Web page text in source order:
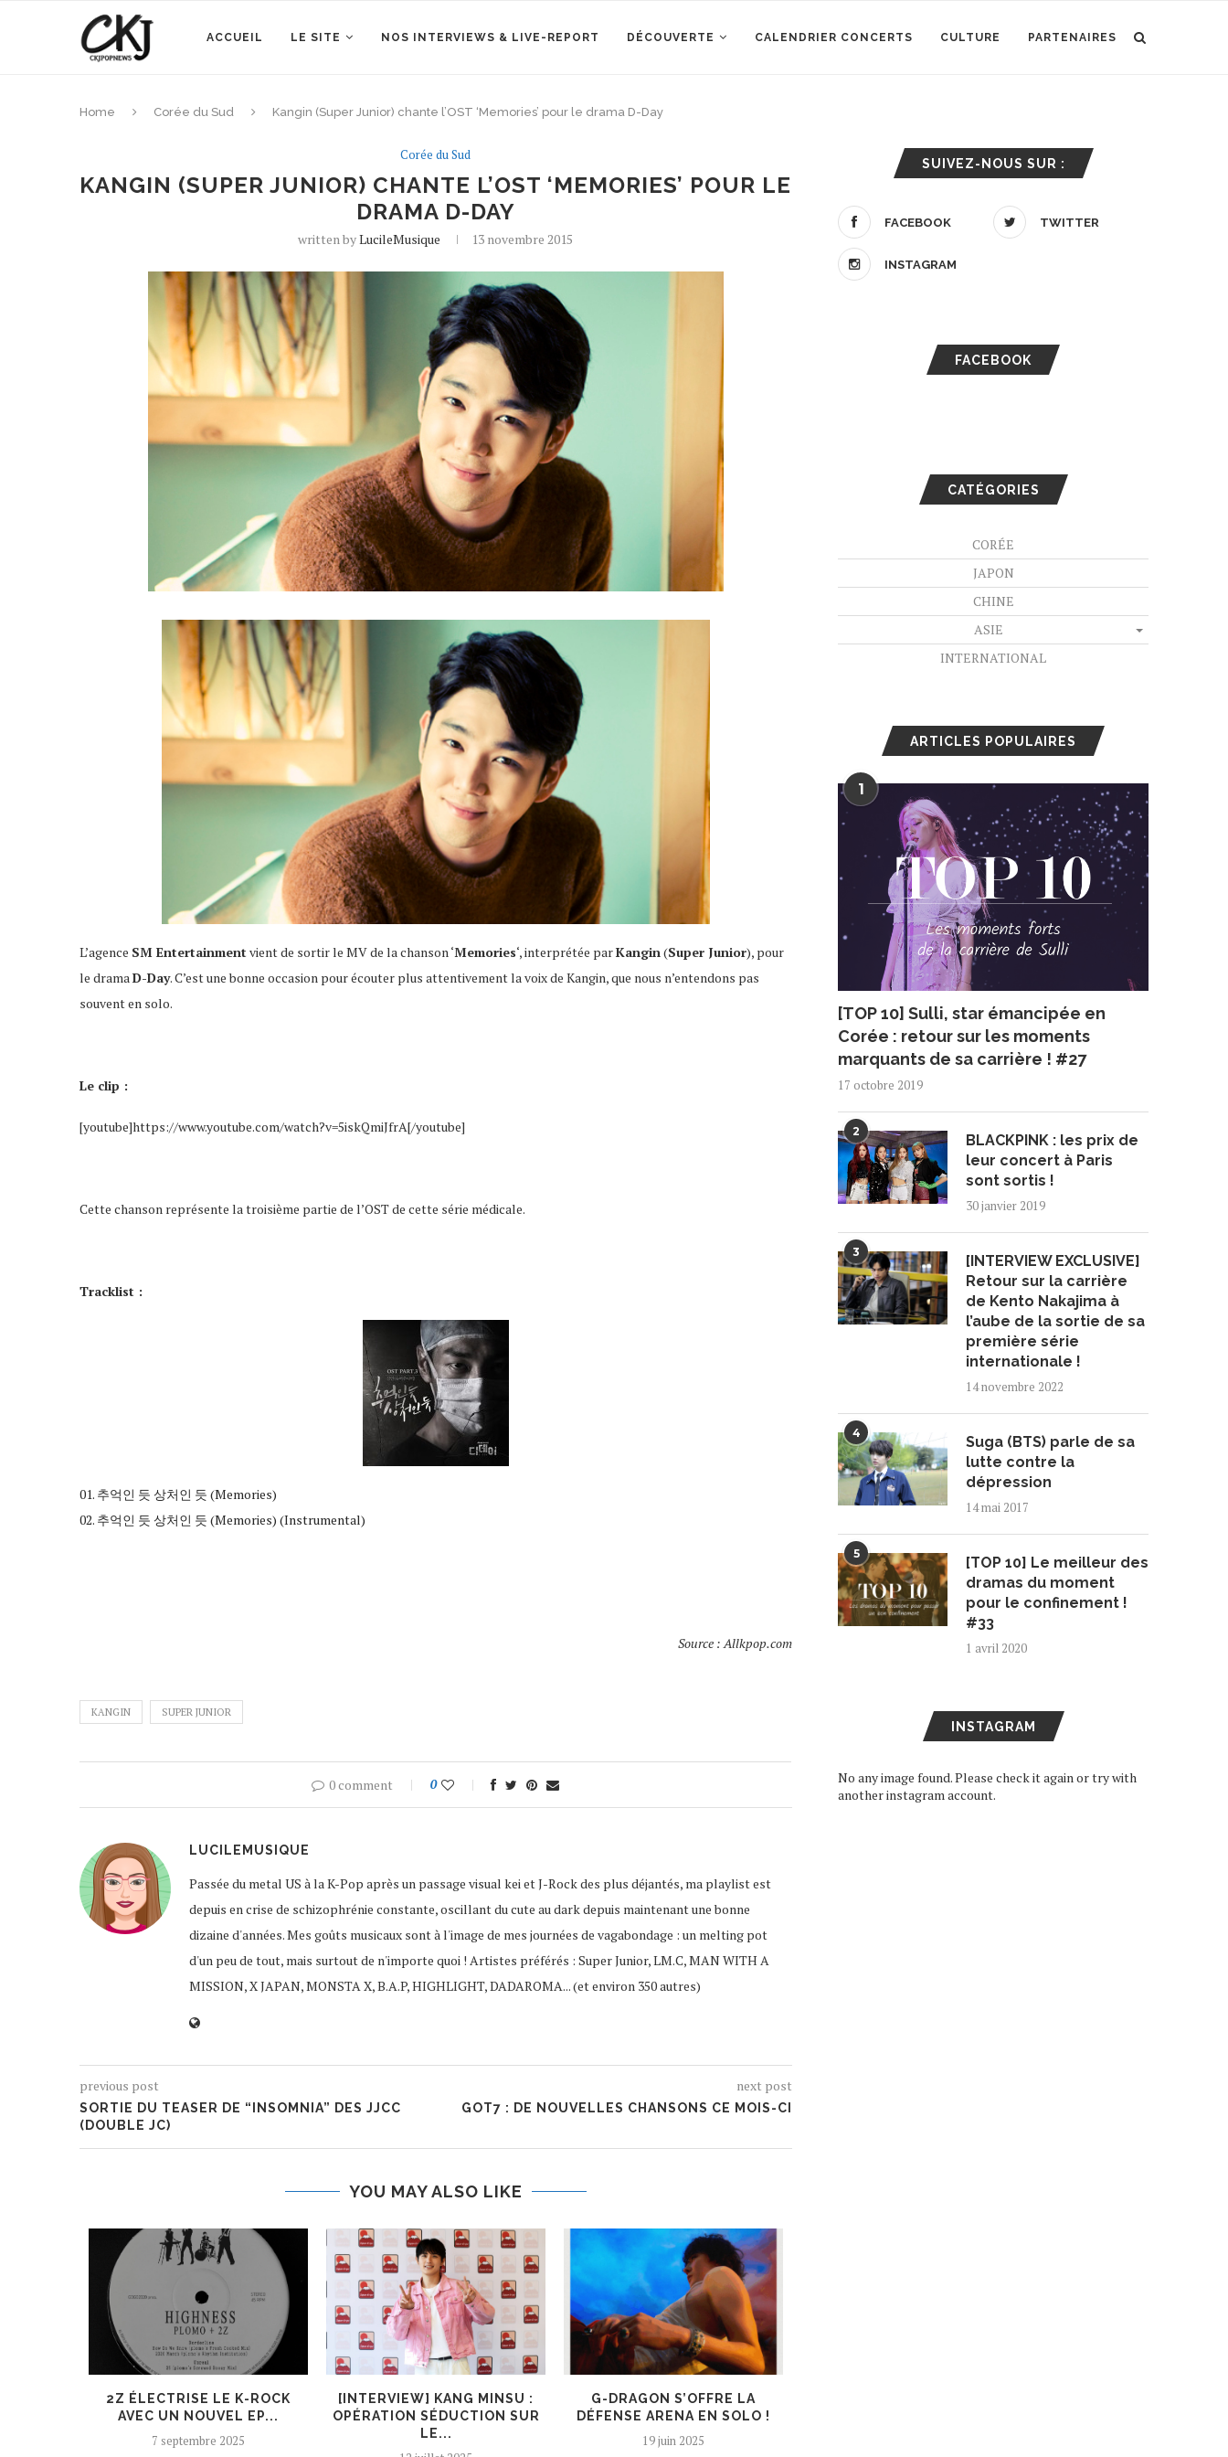
ACCUEIL LE SITE NOS INTERVIEWS & LIVE-REPORT DÉCOUVERTE CALENDRIER CONCERTS CULTURE PARTENAIRES
Home Corée du Sud Kangin (Super Junior) chante l’OST ‘Memories’ pour le drama D-Day
Corée du Sud
KANGIN (SUPER JUNIOR) CHANTE L’OST ‘MEMORIES’ POUR LE
DRAMA D-DAY
written byLucileMusique 13 novembre 2015
L’agence SM Entertainment vient de sortir le MV de la chanson ‘Memories‘, interprétée parKangin(Super Junior), pour
le dramaD-Day. C’est une bonne occasion pour écouter plus attentivement la voix de Kangin, que nous n’entendons pas
souvent en solo.
Le clip :
[youtube]https://www.youtube.com/watch?v=5iskQmiJfrA[/youtube]
Cette chanson représente la troisième partie de l’OST de cette série médicale.
Tracklist :
01. 추억인 듯 상처인 듯 (Memories)
02. 추억인 듯 상처인 듯 (Memories) (Instrumental)
Source : Allkpop.com
KANGIN SUPER JUNIOR
0 comment 0
LUCILEMUSIQUE
Passée du metal US à la K-Pop après un passage visual kei et J-Rock des plus déjantés, ma playlist est
depuis en crise de schizophrénie constante, oscillant du cute au dark depuis maintenant une bonne
dizaine d'années. Mes goûts musicaux sont à l'image de mes journées de vagabondage : un melting pot
d'un peu de tout, mais surtout de n'importe quoi ! Artistes préférés : Super Junior, LM.C, MAN WITH A
MISSION, X JAPAN, MONSTA X, B.A.P, HIGHLIGHT, DADAROMA... (et environ 350 autres)
previous post
SORTIE DU TEASER DE “INSOMNIA” DES JJCC
(DOUBLE JC)
next post
GOT7 : DE NOUVELLES CHANSONS CE MOIS-CI
YOU MAY ALSO LIKE
2Z ÉLECTRISE LE K-ROCK
AVEC UN NOUVEL EP...
7 septembre 2025
[INTERVIEW] KANG MINSU :
OPÉRATION SÉDUCTION SUR
LE...
G-DRAGON S’OFFRE LA
DÉFENSE ARENA EN SOLO !
19 juin 2025
SUIVEZ-NOUS SUR :
FACEBOOK TWITTER
INSTAGRAM
FACEBOOK
CATÉGORIES
CORÉE
JAPON
CHINE
ASIE
INTERNATIONAL
ARTICLES POPULAIRES
1
[TOP 10] Sulli, star émancipée en
Corée : retour sur les moments
marquants de sa carrière ! #27
17 octobre 2019
2
BLACKPINK : les prix de
leur concert à Paris
sont sortis !
30 janvier 2019
3
[INTERVIEW EXCLUSIVE]
Retour sur la carrière
de Kento Nakajima à
l’aube de la sortie de sa
première série
internationale !
14 novembre 2022
4
Suga (BTS) parle de sa
lutte contre la
dépression
14 mai 2017
5
[TOP 10] Le meilleur des
dramas du moment
pour le confinement !
#33
1 avril 2020
INSTAGRAM
No any image found. Please check it again or try with
another instagram account.